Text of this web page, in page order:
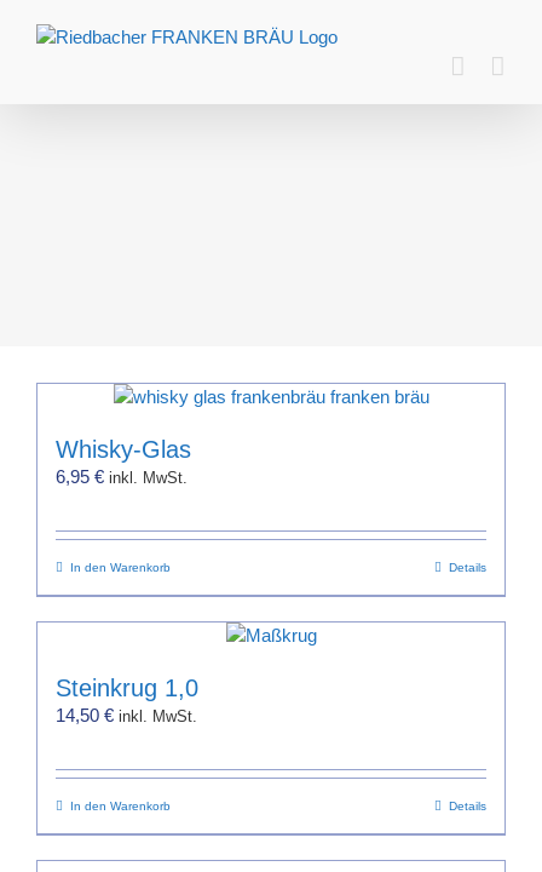
Inhalt
Whisky-Glas
6,95 € inkl. MwSt.
In den Warenkorb Details
Steinkrug 1,0
14,50 € inkl. MwSt.
In den Warenkorb Details